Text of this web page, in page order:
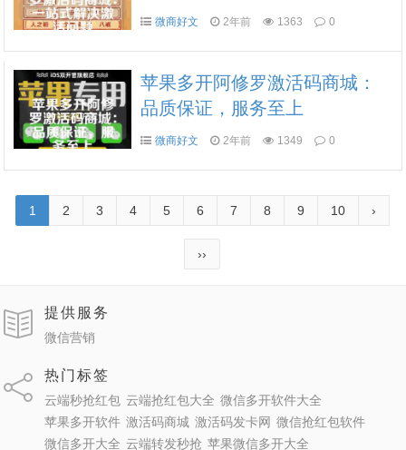
微商好文 2年前 1363 0
苹果多开阿修罗激活码商城：
品质保证，服务至上
微商好文 2年前 1349 0
1 2 3 4 5 6 7 8 9 10 ›
››
提供服务
微信营销
热门标签
云端秒抢红包 云端抢红包大全 微信多开软件大全
苹果多开软件 激活码商城 激活码发卡网 微信抢红包软件
微信多开大全 云端转发秒抢 苹果微信多开大全